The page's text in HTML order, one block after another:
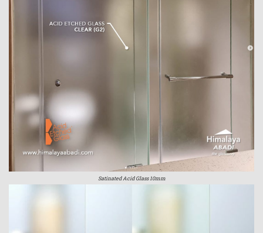
Satinated Acid Glass 10mm